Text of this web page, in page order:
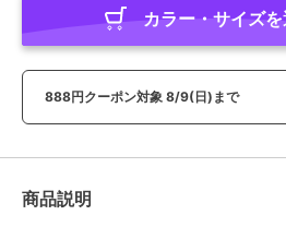
カラー・サイズ
888円クーポン対象 8/9(日)まで
商品説明